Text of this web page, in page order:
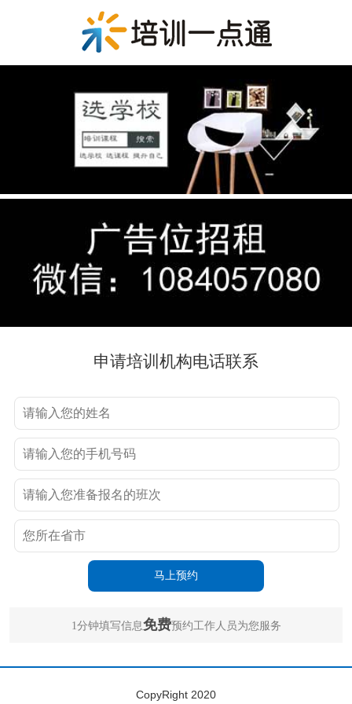
申请培训机构电话联系
1分钟填写信息免费预约工作人员为您服务
CopyRight 2020